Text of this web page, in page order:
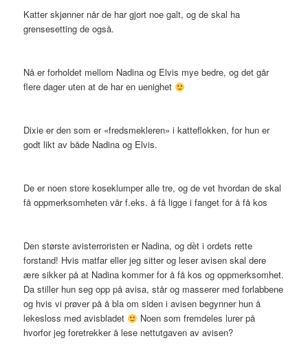
Katter skjønner når de har gjort noe galt, og de skal ha
grensesetting de også.
Nå er forholdet mellom Nadina og Elvis mye bedre, og det går
flere dager uten at de har en uenighet
Dixie er den som er «fredsmekleren» i katteflokken, for hun er
godt likt av både Nadina og Elvis.
De er noen store koseklumper alle tre, og de vet hvordan de skal
få oppmerksomheten vår f.eks. å få ligge i fanget for å få kos
Den største avisterroristen er Nadina, og dèt i ordets rette
forstand! Hvis matfar eller jeg sitter og leser avisen skal dere
ære sikker på at Nadina kommer for å få kos og oppmerksomhet.
Da stiller hun seg opp på avisa, står og masserer med forlabbene
og hvis vi prøver på å bla om siden i avisen begynner hun å
lekesloss med avisbladet
Noen som fremdeles lurer på
hvorfor jeg foretrekker å lese nettutgaven av avisen?